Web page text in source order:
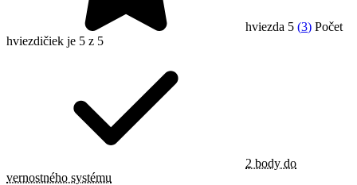
hviezda 5 (3) Počet
hviezdičiek je 5 z 5
2 body do
vernostného systému